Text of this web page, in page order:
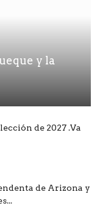
y la
de 2027 .Va
de Arizona y